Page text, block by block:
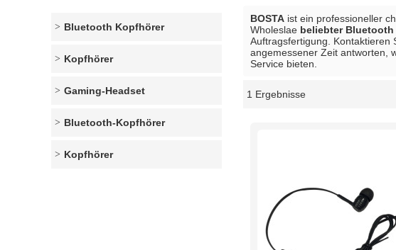
Bluetooth Kopfhörer
Kopfhörer
Gaming-Headset
Bluetooth-Kopfhörer
Kopfhörer
BOSTA ist ein professioneller
Wholeslae beliebter
Auftragsfertigung. Kontaktieren
angemessener Zeit antworten,
Service bieten.
1 Ergebnisse